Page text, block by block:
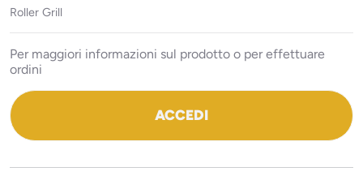
Roller Grill
Per maggiori informazioni sul prodotto o per effettuare
ordini
ACCEDI